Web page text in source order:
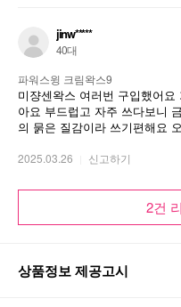
jinw*****
40대
파워스윙 크림왁스9
미쟝센왁스 여러번 구입했어
아요 부드럽고 자주 쓰다보니 금방 쓸꺼같아요 크림타입
의 묽은 질감이라 쓰기편해요
2025.03.26 신고하기
2건
상품정보 제공고시